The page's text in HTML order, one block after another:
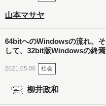
山本マサヤ
64bitへのWindowsの流れ。そ
して、32bit版Windowsの終焉
2021.05.06 社会
柳井政和